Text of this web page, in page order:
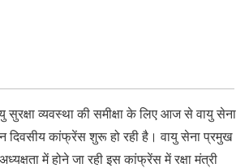
सुरक्षा व्यवस्था की समीक्षा के लिए आज से वायु सेना
दिवसीय कांफ्रेंस शुरू हो रही है। वायु सेना प्रमुख
में होने जा रही इस कांफ्रेंस में रक्षा मंत्री